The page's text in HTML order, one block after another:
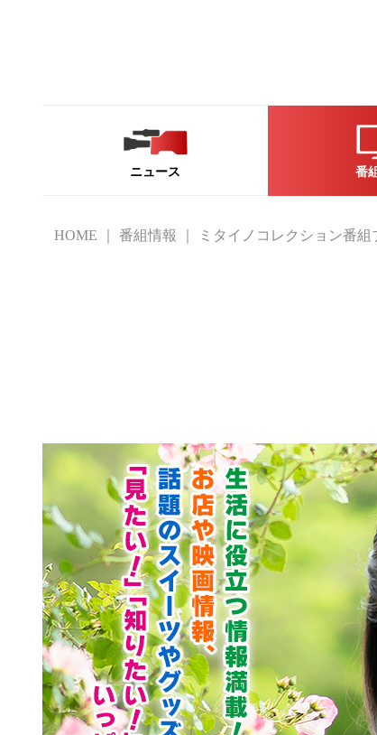
ニュース 番
HOME 番組情報 ミタイノコレクション番組